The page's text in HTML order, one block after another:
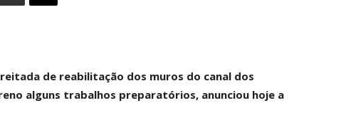
de reabilitação dos muros do canal dos
alguns trabalhos preparatórios, anunciou hoje a